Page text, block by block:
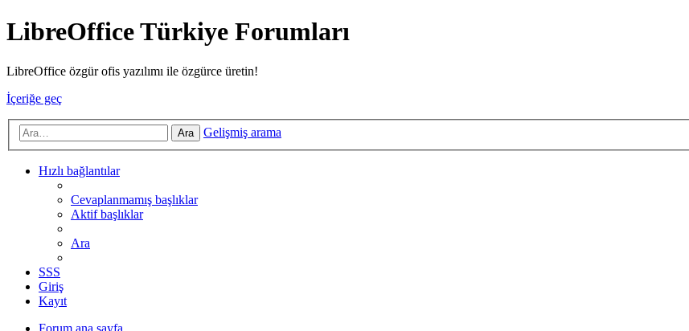
LibreOffice Türkiye Forumları
LibreOffice özgür ofis yazılımı ile özgürce üretin!
İçeriğe geç
Ara Gelişmiş arama
Hızlı bağlantılar
Cevaplanmamış başlıklar
Aktif başlıklar
Ara
SSS
Giriş
Kayıt